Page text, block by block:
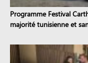
Programme Festival
majorité tunisienne et